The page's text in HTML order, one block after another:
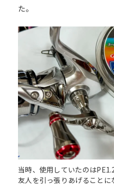
た。
当時、使用していたのは
友人を引っ張りあげること